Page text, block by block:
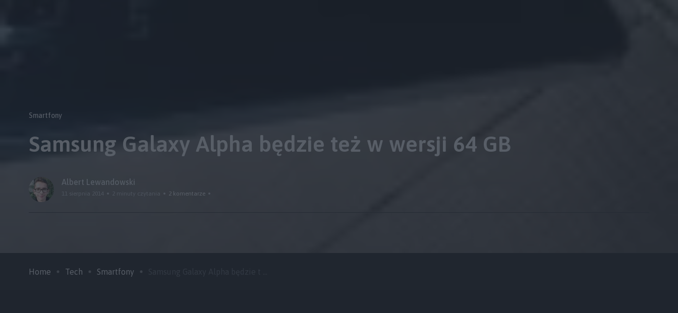
Smartfony
Samsung Galaxy Alpha będzie też w wersji 64 GB
Albert Lewandowski
11 sierpnia 2014 2 minuty czytania 2 komentarze
Home Tech Smartfony